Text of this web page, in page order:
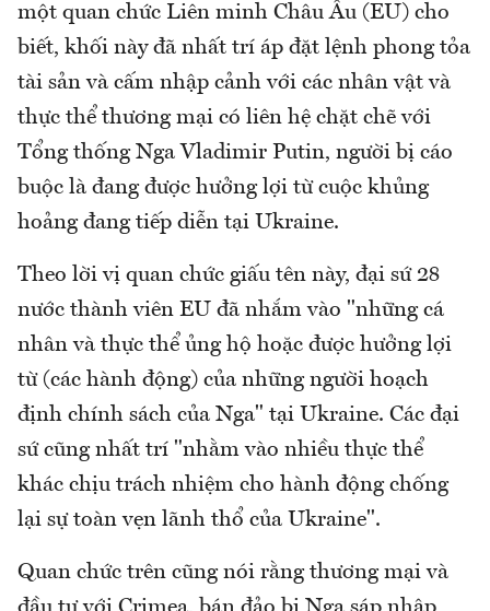
một quan chức Liên minh Châu Âu (EU) cho
biết, khối này đã nhất trí áp đặt lệnh phong tỏa
tài sản và cấm nhập cảnh với các nhân vật và
thực thể thương mại có liên hệ chặt chẽ với
Tổng thống Nga Vladimir Putin, người bị cáo
buộc là đang được hưởng lợi từ cuộc khủng
hoảng đang tiếp diễn tại Ukraine.
Theo lời vị quan chức giấu tên này, đại sứ 28
nước thành viên EU đã nhắm vào "những cá
nhân và thực thể ủng hộ hoặc được hưởng lợi
từ (các hành động) của những người hoạch
định chính sách của Nga" tại Ukraine. Các đại
sứ cũng nhất trí "nhằm vào nhiều thực thể
khác chịu trách nhiệm cho hành động chống
lại sự toàn vẹn lãnh thổ của Ukraine".
Quan chức trên cũng nói rằng thương mại và